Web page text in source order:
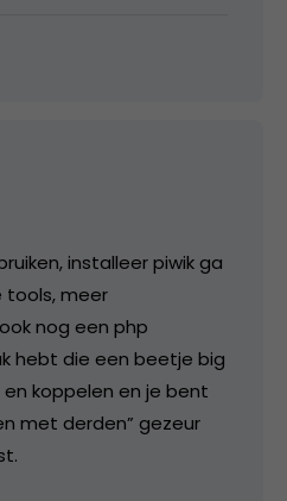
installeer piwik ga
tools, meer
nog een php
hebt die een beetje big
koppelen en je bent
met derden” gezeur